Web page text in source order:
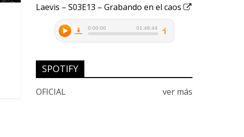
Laevis – S03E13 – Grabando en el caos
SPOTIFY
ver más
OFICIAL